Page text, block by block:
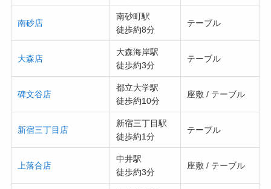
南砂店
南砂町駅
徒歩約8分
テーブル
大森店
大森海岸駅
徒歩約3分
テーブル
碑文谷店
都立大学駅
徒歩約10分
座敷 / テーブル
新宿三丁目店
新宿三丁目駅
徒歩約1分
テーブル
上落合店
中井駅
徒歩約3分
座敷 / テーブル